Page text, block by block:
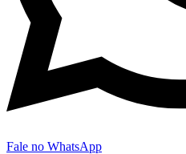
Fale no WhatsApp